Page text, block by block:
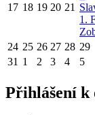
17 18 19 20 21
1.
24 25 26 27 28 29
31 1 2 3 4 5
Přihlášení k